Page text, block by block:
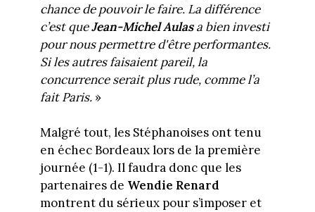
chance de pouvoir le faire. La différence
c’est queJean-Michel Aulasa bien investi
pour nous permettre d'être performantes.
Si les autres faisaient pareil, la
concurrence serait plus rude, comme l’a
fait Paris.»
Malgré tout, les Stéphanoises ont tenu
en échec Bordeaux lors de la première
journée (1-1). Il faudra donc que les
partenaires de Wendie Renard
montrent du sérieux pour s’imposer et